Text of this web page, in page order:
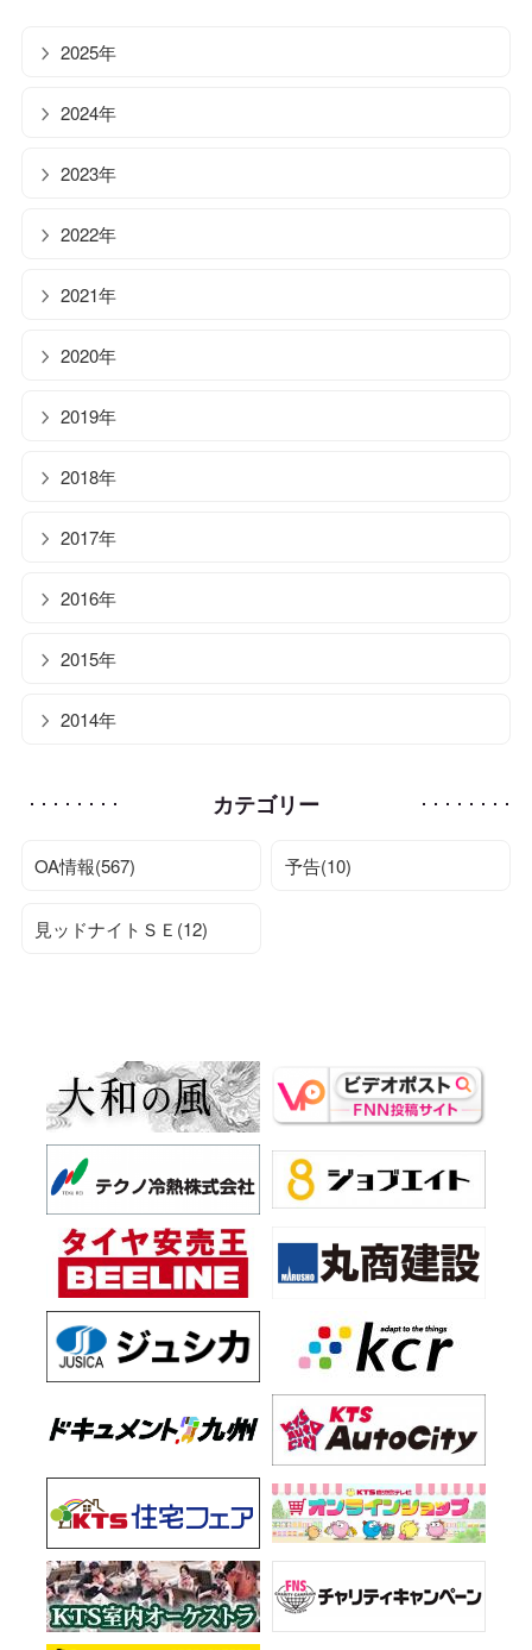
2025年
2024年
2023年
2022年
2021年
2020年
2019年
2018年
2017年
2016年
2015年
2014年
カテゴリー
OA情報(567) 予告(10)
見ッドナイトＳＥ(12)